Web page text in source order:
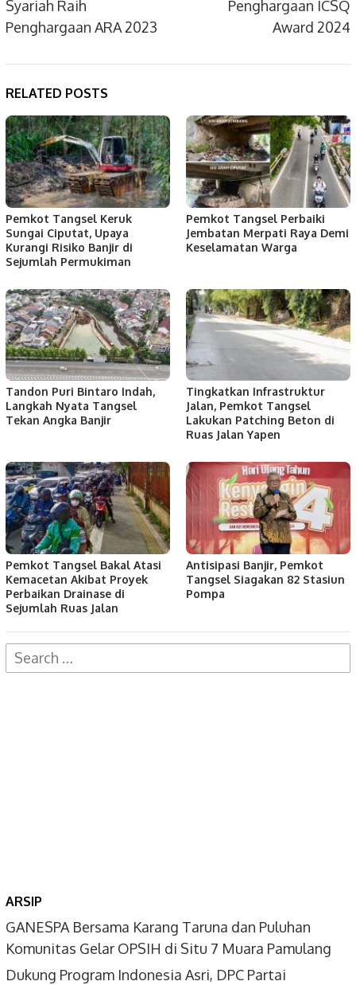
Syariah Raih
Penghargaan ARA 2023
Penghargaan ICSQ
Award 2024
RELATED POSTS
Pemkot Tangsel Keruk
Sungai Ciputat, Upaya
Kurangi Risiko Banjir di
Sejumlah Permukiman
Pemkot Tangsel Perbaiki
Jembatan Merpati Raya Demi
Keselamatan Warga
Tandon Puri Bintaro Indah,
Langkah Nyata Tangsel
Tekan Angka Banjir
Tingkatkan Infrastruktur
Jalan, Pemkot Tangsel
Lakukan Patching Beton di
Ruas Jalan Yapen
Pemkot Tangsel Bakal Atasi
Kemacetan Akibat Proyek
Perbaikan Drainase di
Sejumlah Ruas Jalan
Antisipasi Banjir, Pemkot
Tangsel Siagakan 82 Stasiun
Pompa
Search
for:
ARSIP
GANESPA Bersama Karang Taruna dan Puluhan
Komunitas Gelar OPSIH di Situ 7 Muara Pamulang
Dukung Program Indonesia Asri, DPC Partai